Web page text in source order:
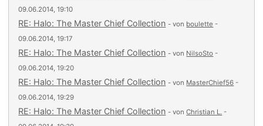
09.06.2014, 19:10
RE: Halo: The Master Chief Collection - von boulette -
09.06.2014, 19:17
RE: Halo: The Master Chief Collection - von NilsoSto -
09.06.2014, 19:20
RE: Halo: The Master Chief Collection - von MasterChief56 -
09.06.2014, 19:29
RE: Halo: The Master Chief Collection - vonChristian L. -